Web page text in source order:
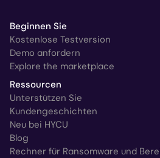
Beginnen Sie
Kostenlose Testversion
Demo anfordern
Explore the marketplace
Ressourcen
Unterstützen Sie
Kundengeschichten
Neu bei HYCU
Blog
Rechner für Ransomware und